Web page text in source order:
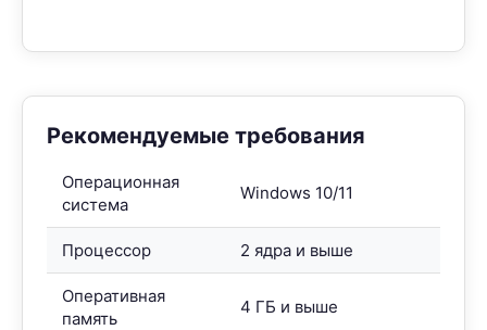
Рекомендуемые требования
Операционная
система
Windows 10/11
Процессор 2 ядра и выше
Оперативная
память
4 ГБ и выше